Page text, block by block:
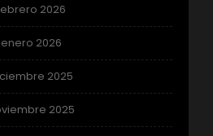
2026
enero 2026
2025
2025